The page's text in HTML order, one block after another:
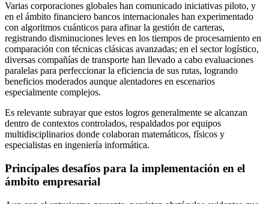
Varias corporaciones globales han comunicado iniciativas piloto, y
en el ámbito financiero bancos internacionales han experimentado
con algoritmos cuánticos para afinar la gestión de carteras,
registrando disminuciones leves en los tiempos de procesamiento en
comparación con técnicas clásicas avanzadas; en el sector logístico,
diversas compañías de transporte han llevado a cabo evaluaciones
paralelas para perfeccionar la eficiencia de sus rutas, logrando
beneficios moderados aunque alentadores en escenarios
especialmente complejos.
Es relevante subrayar que estos logros generalmente se alcanzan
dentro de contextos controlados, respaldados por equipos
multidisciplinarios donde colaboran matemáticos, físicos y
especialistas en ingeniería informática.
Principales desafíos para la implementación en el
ámbito empresarial